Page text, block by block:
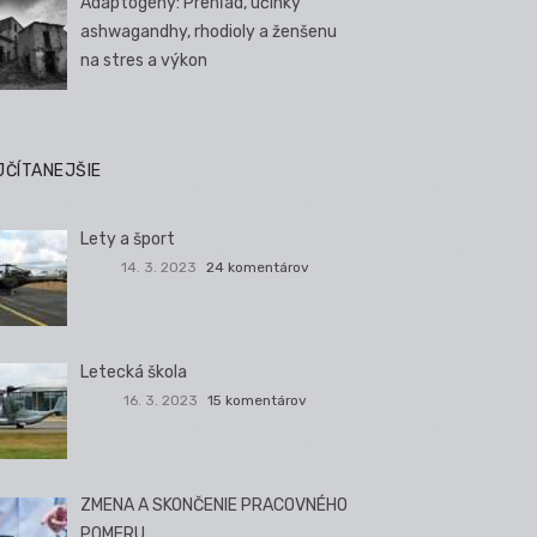
ashwagandhy, rhodioly a ženšenu
na stres a výkon
Lety a šport
14. 3. 2023 24 komentárov
Letecká škola
16. 3. 2023 15 komentárov
ZMENA A SKONČENIE PRACOVNÉHO